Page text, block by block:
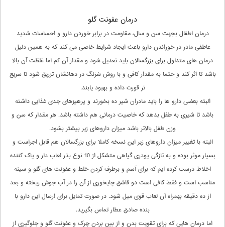
درمان عفونت گلو
درمان اطفال بجهت سن و سال، مقاومت در برابر خوردن دارو و احساسات شدید
عاطفی مادر در خوراندن دارو باعث ایجاد شرایط خاصی می کند که به همین دلیل
درمان های متداول برای بزرگسالان باید تعدیل شود و مقدار آن کم اما غلظت آن بالا
باشد تا اثر کند و حتما به مقدار کافی و با روش سُرَنگ در دهانشان تزریق شود تا سریع
تر قورت داده و بهبود یابند.
البته بعضی دارو ها را باید مادران شیر ده بخورند و پرهیزهای جدی غذایی داشته
باشد تا شیری به طفل بدهد که خاصیت درمانی هم داشته باشد. هر مقدار که سن و
وزن طفل بالاتر باشد میزان داروهای زیر بیشتر بشود.
البته با تغییر میزان داروهای زیر این نسخه کاملا برای بزرگسالان هم قابل اجراست و
بسیار موثر بوده و به تازگی پودری گیاهی متشکل از 10 نوع بذر لعاب دار و پاک کننده
اخلاط درست کرده ایم که برای آسم و برطرف کردن خلط و عفونت های گلو و سینه
مناسب است و فقط کافی است دو قاشق چایخوری از آن را در آب جوش ریخته و بعد
از ده دقیقه بهمراه آن لعاب قوی میل شود. در صورت تمایل برای ارسال این دارو با
بنده صادق عطار تماس بگیرید.
اما درمان هایی که برای تقویت بدن و از بین بردن چرک و عفونت گلو و جلوگیری از